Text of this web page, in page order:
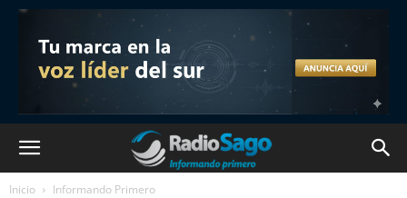
Inicio Informando Primero